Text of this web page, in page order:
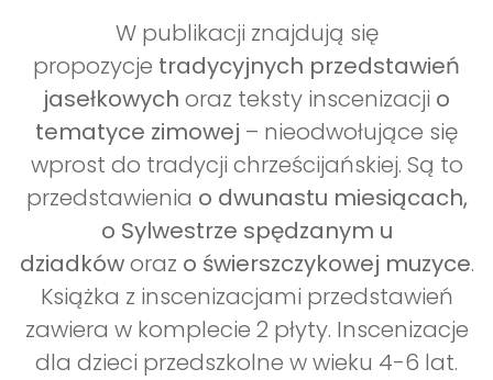
W publikacji znajdują się
propozycje tradycyjnych przedstawień
jasełkowych oraz teksty inscenizacji o
tematyce zimowej – nieodwołujące się
wprost do tradycji chrześcijańskiej. Są to
przedstawienia o dwunastu miesiącach,
o Sylwestrze spędzanym u
dziadkóworaz o świerszczykowej muzyce.
Książka z inscenizacjami przedstawień
zawiera w komplecie 2 płyty. Inscenizacje
dla dzieci przedszkolne w wieku 4-6 lat.